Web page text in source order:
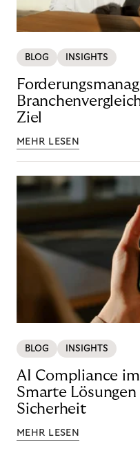
BLOG INSIGHTS
Ziel
MEHR LESEN
BLOG INSIGHTS
AI Compliance
Smarte
Sicherheit
MEHR LESEN